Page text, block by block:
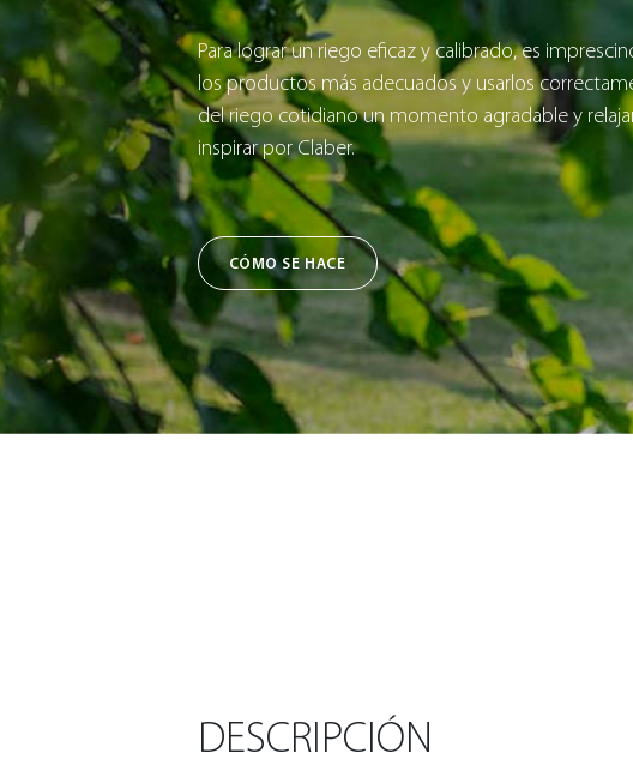
Para lograr un riego eficaz y calibrado, es
los productos más adecuados y usarlos
del riego cotidiano un momento agradable y
inspirar por Claber.
CÓMO SE HACE
DESCRIPCIÓN